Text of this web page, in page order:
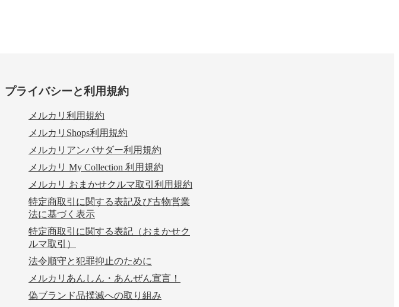
プライバシーと利用規約
メルカリ利用規約
メルカリShops利用規約
メルカリアンバサダー利用規約
メルカリ My Collection 利用規約
メルカリ おまかせクルマ取引利用規約
特定商取引に関する表記及び古物営業
法に基づく表示
特定商取引に関する表記（おまかせク
ルマ取引）
法令順守と犯罪抑止のために
メルカリあんしん・あんぜん宣言！
偽ブランド品撲滅への取り組み